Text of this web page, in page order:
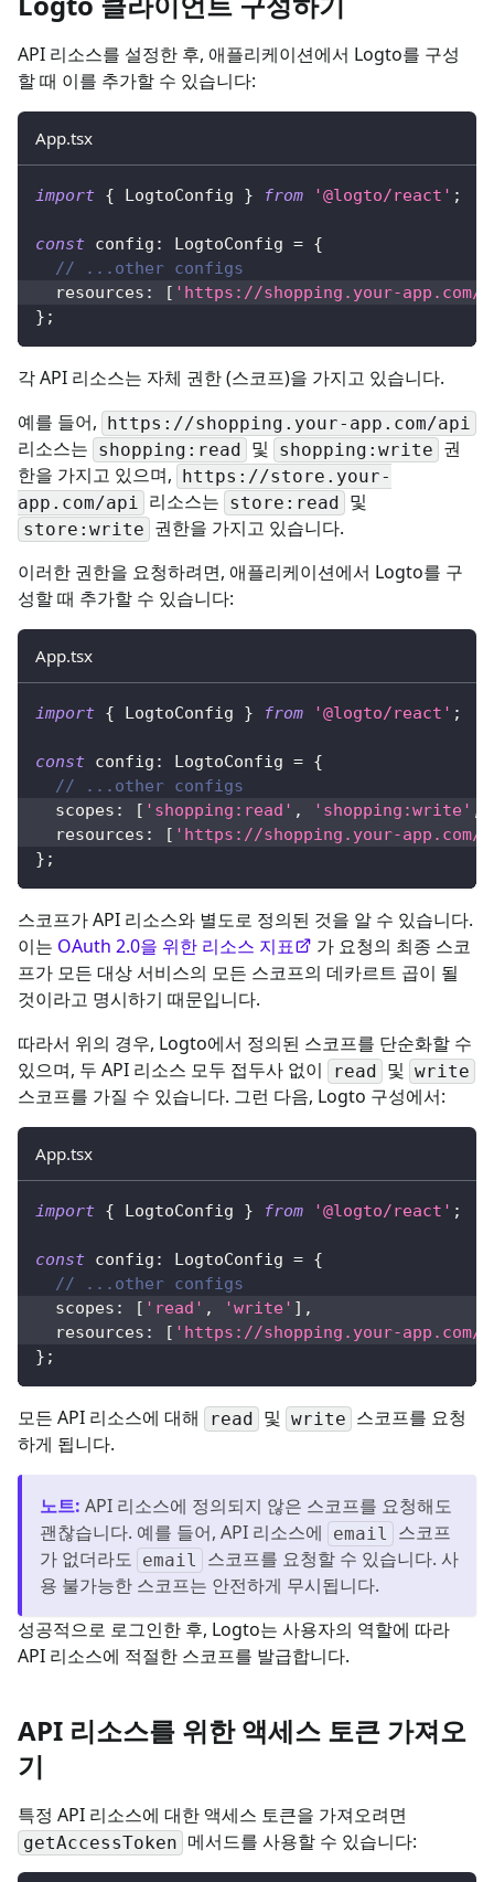
API 리소스를 설정한 후, 애플리케이션에서 Logto를 구성
할 때 이를 추가할 수 있습니다:
App.tsx
import { LogtoConfig } from '@logto/react' ;
const config : LogtoConfig = {
// ...other configs
  resources
: [ 'https://shopping.your-app.com/
} ;
각 API 리소스는 자체 권한 (스코프)을 가지고 있습니다.
예를 들어, https://shopping.your-app.com/api
리소스는 shopping:read 및 shopping:write 권
한을 가지고 있으며, https://store.your-
app.com/api
리소스는 store:read 및
store:write 권한을 가지고 있습니다.
이러한 권한을 요청하려면, 애플리케이션에서 Logto를 구
성할 때 추가할 수 있습니다:
App.tsx
import { LogtoConfig } from '@logto/react' ;
const config : LogtoConfig = {
// ...other configs
  scopes
: [ 'shopping:read' , 'shopping:write' ,
  resources
: [ 'https://shopping.your-app.com/
} ;
스코프가 API 리소스와 별도로 정의된 것을 알 수 있습니다.
이는 OAuth 2.0을 위한 리소스 지표
가 요청의 최종 스코
프가 모든 대상 서비스의 모든 스코프의 데카르트 곱이 될
것이라고 명시하기 때문입니다.
따라서 위의 경우, Logto에서 정의된 스코프를 단순화할 수
있으며, 두 API 리소스 모두 접두사 없이
read 및 write
스코프를 가질 수 있습니다. 그런 다음, Logto 구성에서:
App.tsx
import { LogtoConfig } from '@logto/react' ;
const config : LogtoConfig = {
// ...other configs
  scopes
: [ 'read' , 'write' ] ,
  resources
: [ 'https://shopping.your-app.com/
} ;
모든 API 리소스에 대해 read 및 write 스코프를 요청
하게 됩니다.
노트: API 리소스에 정의되지 않은 스코프를 요청해도
괜찮습니다. 예를 들어, API 리소스에
email
스코프
가 없더라도 email
스코프를 요청할 수 있습니다. 사
용 불가능한 스코프는 안전하게 무시됩니다.
성공적으로 로그인한 후, Logto는 사용자의 역할에 따라
API 리소스에 적절한 스코프를 발급합니다.
API 리소스를 위한 액세스 토큰 가져오
기
특정 API 리소스에 대한 액세스 토큰을 가져오려면
getAccessToken 메서드를 사용할 수 있습니다: